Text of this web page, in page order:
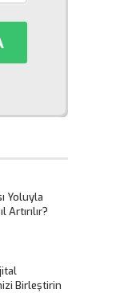
Yoluyla
Artırılır?
Birleştirin